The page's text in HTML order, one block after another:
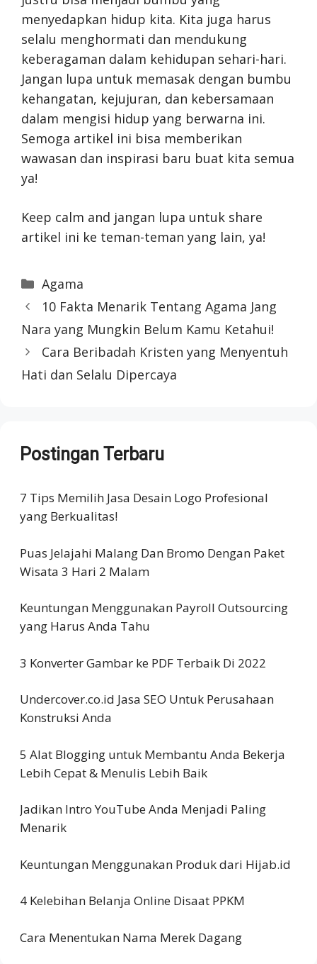
menyedapkan hidup kita. Kita juga harus
selalu menghormati dan mendukung
keberagaman dalam kehidupan sehari-hari.
Jangan lupa untuk memasak dengan bumbu
kehangatan, kejujuran, dan kebersamaan
dalam mengisi hidup yang berwarna ini.
Semoga artikel ini bisa memberikan
wawasan dan inspirasi baru buat kita semua
ya!
Keep calm and jangan lupa untuk share
artikel ini ke teman-teman yang lain, ya!
Categories
Agama
10 Fakta Menarik Tentang Agama Jang
Nara yang Mungkin Belum Kamu Ketahui!
Cara Beribadah Kristen yang Menyentuh
Hati dan Selalu Dipercaya
Postingan Terbaru
7 Tips Memilih Jasa Desain Logo Profesional
yang Berkualitas!
Puas Jelajahi Malang Dan Bromo Dengan Paket
Wisata 3 Hari 2 Malam
Keuntungan Menggunakan Payroll Outsourcing
yang Harus Anda Tahu
3 Konverter Gambar ke PDF Terbaik Di 2022
Undercover.co.id Jasa SEO Untuk Perusahaan
Konstruksi Anda
5 Alat Blogging untuk Membantu Anda Bekerja
Lebih Cepat & Menulis Lebih Baik
Jadikan Intro YouTube Anda Menjadi Paling
Menarik
Keuntungan Menggunakan Produk dari Hijab.id
4 Kelebihan Belanja Online Disaat PPKM
Cara Menentukan Nama Merek Dagang